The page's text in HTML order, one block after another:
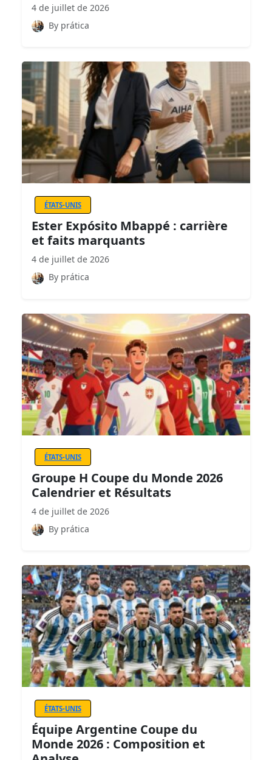
4 de juillet de 2026
By prática
ÉTATS-UNIS
Ester Expósito Mbappé : carrière
et faits marquants
4 de juillet de 2026
By prática
ÉTATS-UNIS
Groupe H Coupe du Monde 2026
Calendrier et Résultats
4 de juillet de 2026
By prática
ÉTATS-UNIS
Équipe Argentine Coupe du
Monde 2026 : Composition et